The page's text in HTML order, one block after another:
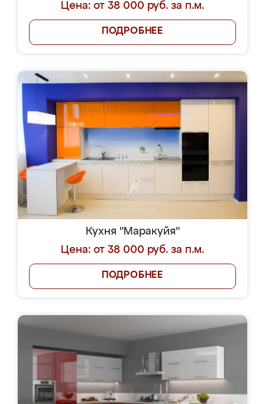
Цена: от 38 000 руб. за п.м.
ПОДРОБНЕЕ
Кухня "Маракуйя"
Цена: от 38 000 руб. за п.м.
ПОДРОБНЕЕ